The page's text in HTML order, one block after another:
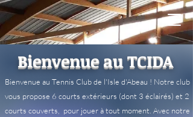
Bienvenue au TCIDA
Bienvenue au Tennis Club de l'Isle d'Abeau ! Notre club
vous propose 6 courts extérieurs (dont 3 éclairés) et 2
courts couverts, pour jouer à tout moment. Avec notre